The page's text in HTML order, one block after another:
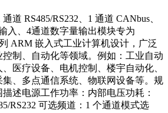
道 RS485/RS232、1 通道 CANbus、
入、4通道数字量输出模块专为
ARM 嵌入式工业计算机设计，广泛
控制、自动化等领域。例如：工业自动
医疗设备、电机控制、楼宇自动化、
集、多点通信系统、物联网设备等。规
述电源工作功率：内部电压功耗：
RS232 可选频道：1 个通道模式选